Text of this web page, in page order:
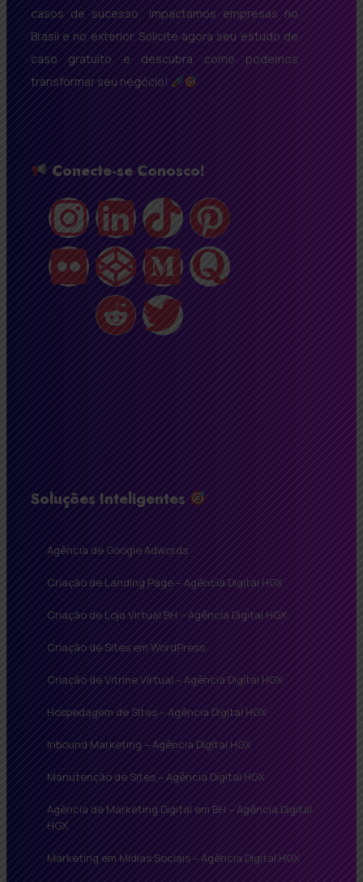
casos de sucesso, impactamos empresas no
Brasil e no exterior. Solicite agora seu estudo de
caso gratuito e descubra como podemos
transformar seu negócio!
Conecte-se Conosco!
Soluções Inteligentes
Agência de Google Adwords
Criação de Landing Page – Agência Digital HGX
Criação de Loja Virtual BH – Agência Digital HGX
Criação de Sites em WordPress
Criação de Vitrine Virtual – Agência Digital HGX
Hospedagem de Sites – Agência Digital HGX
Inbound Marketing – Agência Digital HGX
Manutenção de Sites – Agência Digital HGX
Agência de Marketing Digital em BH – Agência Digital
HGX
Marketing em Mídias Sociais – Agência Digital HGX